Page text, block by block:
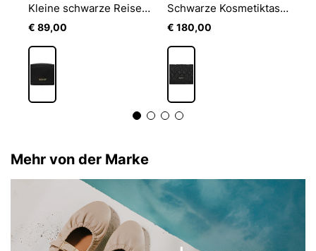
Kleine schwarze Reiseschminktasche
€ 89,00
Schwarze Kosmetiktasche aus Leder mit Steppung
€ 180,00
Mehr von der Marke